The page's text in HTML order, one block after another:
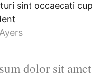
sint occaecati
dolor sit